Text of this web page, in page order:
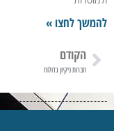
להמשך לחצו »
הקודם
חברות ניקיון גדולות